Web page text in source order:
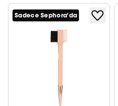
Sadece Sephora'da